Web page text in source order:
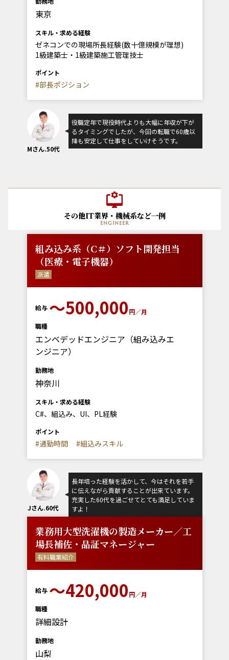
東京
スキル・求める経験
ゼネコンでの現場所長経験(数十億規模が理想)
1級建築士・1級建築施工管理技士
ポイント
#部長ポジション
Mさん.50代
役職定年で現役時代よりも大幅に年収が下が
るタイミングでしたが、今回の転職で60歳以
降も安定して仕事をしていけそうです。
その他IT業界・機械系など一例
engineer
組み込み系（C＃）ソフト開発担当
（医療・電子機器）
派遣
給与 〜500,000円／月
職種
エンベデッドエンジニア（組み込みエ
ンジニア）
勤務地
神奈川
スキル・求める経験
C#、組込み、UI、PL経験
ポイント
#通勤時間 #組込みスキル
Jさん.60代
長年培った経験を活かして、今はそれを若手
に伝えながら貢献することが出来ています。
充実した60代を過ごせてとても満足していま
すよ！
業務用大型洗濯機の製造メーカー／工
場長補佐・品証マネージャー
有料職業紹介
給与 〜420,000円／月
職種
詳細設計
勤務地
山梨